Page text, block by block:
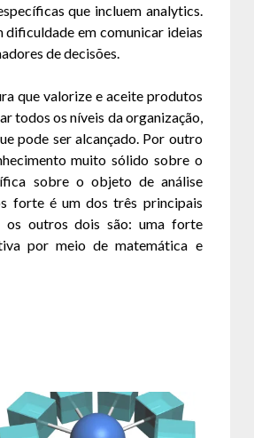
que incluem analytics.
dificuldade em comunicar ideias
de decisões.
que valorize e aceite produtos
todos os níveis da organização,
pode ser alcançado. Por outro
muito sólido sobre o
sobre o objeto de análise
forte é um dos três principais
os outros dois são: uma forte
por meio de matemática e